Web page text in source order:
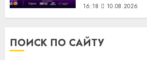
16:18 10.08.2026
ПОИСК ПО САЙТУ